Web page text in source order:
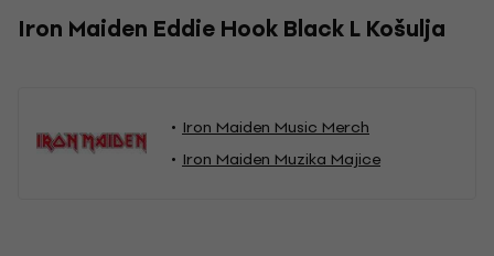
Iron Maiden Eddie Hook Black L Košulja
Iron Maiden Music Merch
Iron Maiden Muzika Majice